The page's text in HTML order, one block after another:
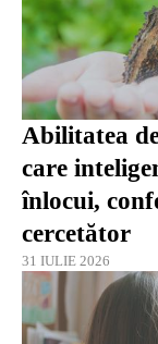
Abilitatea
care
înlocui,
cercetător
31 IULIE 2026